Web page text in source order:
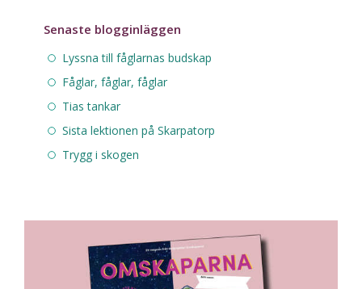
Senaste blogginläggen
Lyssna till fåglarnas budskap
Fåglar, fåglar, fåglar
Tias tankar
Sista lektionen på Skarpatorp
Trygg i skogen